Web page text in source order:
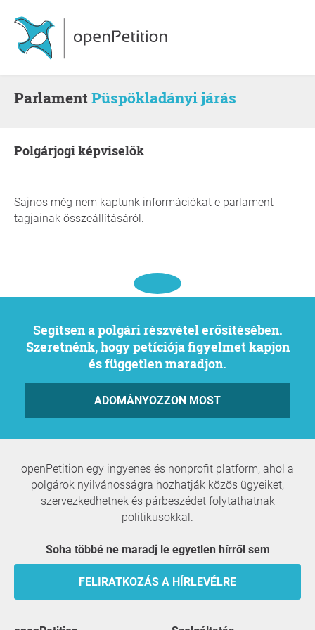
ParlamentPüspökladányi járás
polgárjogi képviselők
Sajnos még nem kaptunk információkat e parlament
tagjainak összeállításáról.
Segítsen a polgári részvétel erősítésében.
Szeretnénk, hogy petíciója figyelmet kapjon
és független maradjon.
ADOMÁNYOZZON MOST
openPetition egy ingyenes és nonprofit platform, ahol a
polgárok nyilvánosságra hozhatják közös ügyeiket,
szervezkedhetnek és párbeszédet folytathatnak
politikusokkal.
Soha többé ne maradj le egyetlen hírről sem
FELIRATKOZÁS A HÍRLEVÉLRE